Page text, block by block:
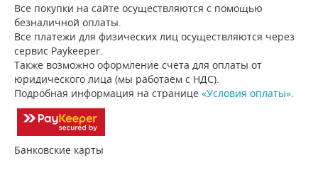
Все покупки на сайте осуществляются с помощью
безналичной оплаты.
Все платежи для физических лиц осуществляются через
сервис Paykeeper.
Также возможно оформление счета для оплаты от
юридического лица (мы работаем с НДС).
Подробная информация на странице «Условия оплаты»
Банковские карты